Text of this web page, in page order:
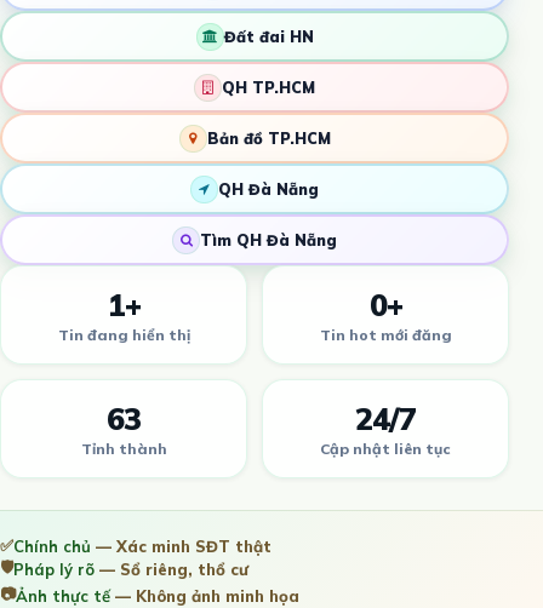
Đất đai HN
QH TP.HCM
Bản đồ TP.HCM
QH Đà Nẵng
Tìm QH Đà Nẵng
1+
Tin đang hiển thị
0+
Tin hot mới đăng
63
Tỉnh thành
24/7
Cập nhật liên tục
✅Chính chủ — Xác minh SĐT thật
🛡️Pháp lý rõ — Sổ riêng, thổ cư
📷Ảnh thực tế— Không ảnh minh họa